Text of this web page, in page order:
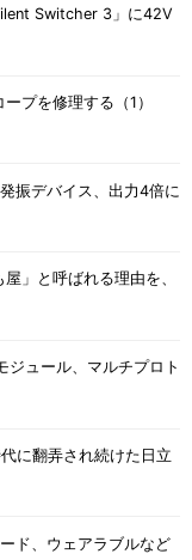
Switcher 3」に42V
プを修理する（1）
振デバイス、出力4倍に
」と呼ばれる理由を、
ュール、マルチプロト
に翻弄され続けた日立
ド、ウェアラブルなど